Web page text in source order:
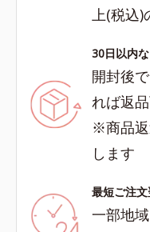
上(税込)
30日以内
開封後
れば返
※商品返
します
最短ご注
一部地